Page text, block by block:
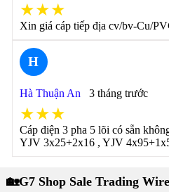
★★★
Xin giá cáp tiếp địa cv/bv-Cu/
H
Hà Thuận An 3 tháng trước
★★★
Cáp điện 3 pha 5 lõi có sẵn
YJV 3x25+2x16 , YJV
🏡G7 Shop Sale Trading